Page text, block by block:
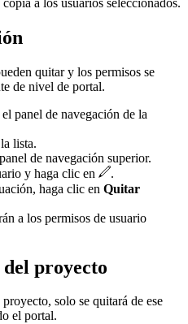
quitar y los permisos se
de nivel de portal.
el panel de navegación de la
lista.
de navegación superior.
y haga clic en
.
haga clic en Quitar
a los permisos de usuario
proyecto
solo se quitará de ese
el portal.